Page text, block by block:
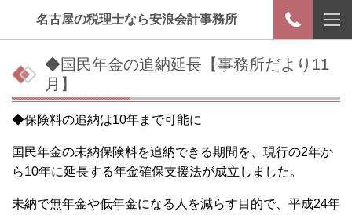
名古屋の税理士なら安浪会計事務所
◆国民年金の追納延長【事務所だより11
月】
◆保険料の追納は10年まで可能に
国民年金の未納保険料を追納できる期間を、現行の2年か
ら10年に延長する年金確保支援法が成立しました。
未納で無年金や低年金になる人を減らす目的で、平成24年